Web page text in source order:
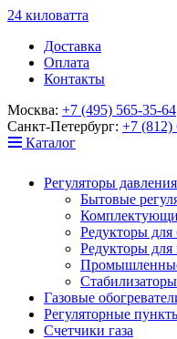
24 киловатта
Доставка
Оплата
Контакты
Москва: +7 (495) 565-35-64
Санкт-Петербург: +7 (812)
Каталог
Регуляторы давления
Бытовые
Редукторы для
Редукторы для
Газовые
Регуляторные
Счетчики газа